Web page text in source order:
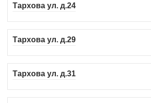
Тархова ул. д.24
Тархова ул. д.29
Тархова ул. д.31